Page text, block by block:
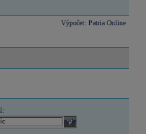
Výpočet: Patria Online
select